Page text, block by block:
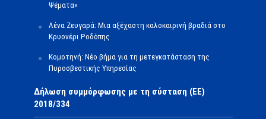
Ψέματα»
Λένα Ζευγαρά: Μια αξέχαστη καλοκαιρινή βραδιά στο
Κρυονέρι Ροδόπης
Κομοτηνή: Νέο βήμα για τη μετεγκατάσταση της
Πυροσβεστικής Υπηρεσίας
Δήλωση συμμόρφωσης με τη σύσταση (ΕΕ)
2018/334